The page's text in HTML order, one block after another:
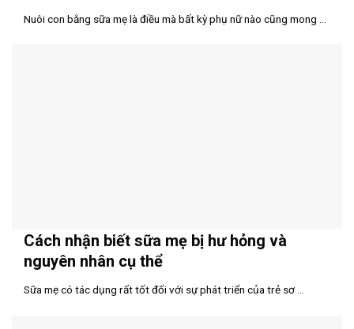
Nuôi con bằng sữa mẹ là điều mà bất kỳ phụ nữ nào cũng mong ...
Cách nhận biết sữa mẹ bị hư hỏng và
nguyên nhân cụ thể
Sữa mẹ có tác dụng rất tốt đối với sự phát triển của trẻ sơ ...